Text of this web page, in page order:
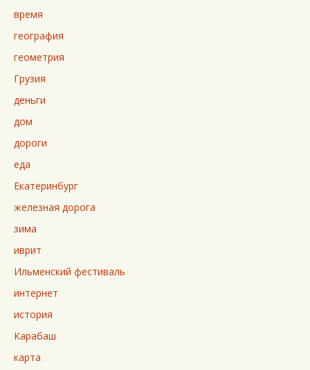
время
география
геометрия
Грузия
деньги
дом
дороги
еда
Екатеринбург
железная дорога
зима
иврит
Ильменский фестиваль
интернет
история
Карабаш
карта